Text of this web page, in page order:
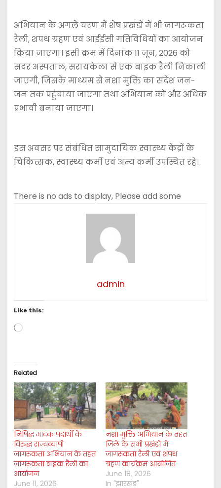
अभियान के अगले चरण में शेष प्रखंडों में भी जागरूकता
रैली, शपथ ग्रहण एवं आईईसी गतिविधियों का आयोजन
किया जाएगा। इसी क्रम में दिनांक 11 जून, 2026 को
सदर अस्पताल, सरायकेला से एक बाइक रैली निकाली
जाएगी, जिसके माध्यम से नशा मुक्ति का संदेश जन-
जन तक पहुंचाया जाएगा तथा अभियान को और अधिक
प्रभावी बनाया जाएगा।
इस अवसर पर संबंधित सामुदायिक स्वास्थ्य केंद्रों के
चिकित्सक, स्वास्थ्य कर्मी एवं अन्य कर्मी उपस्थित रहे।
There is no ads to display, Please add some
admin
Like this:
L
i
n
g
…
Related
निषिद्ध मादक पदार्थों के
विरुद्ध राज्यव्यापी
जागरूकता अभियान के तहत
जागरूकता बाइक रैली का
आयोजन
June 11, 2026
नशा मुक्ति अभियान के तहत
जिले के सभी प्रखंडों में
जागरूकता रैली एवं शपथ
ग्रहण कार्यक्रम आयोजित
June 18, 2026
In "झारखंड"